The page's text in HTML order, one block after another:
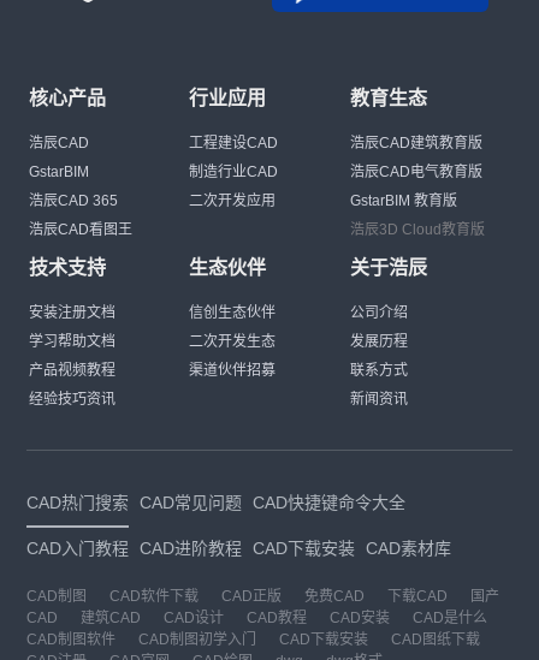
核心产品
浩辰CAD
GstarBIM
浩辰CAD 365
浩辰CAD看图王
行业应用
工程建设CAD
制造行业CAD
二次开发应用
教育生态
浩辰CAD建筑教育版
浩辰CAD电气教育版
GstarBIM 教育版
浩辰3D Cloud教育版
技术支持
安装注册文档
学习帮助文档
产品视频教程
经验技巧资讯
生态伙伴
信创生态伙伴
二次开发生态
渠道伙伴招募
关于浩辰
公司介绍
发展历程
联系方式
新闻资讯
CAD热门搜索 CAD常见问题 CAD快捷键命令大全
CAD入门教程 CAD进阶教程 CAD下载安装 CAD素材库
CAD制图 CAD软件下载 CAD正版 免费CAD 下载CAD
国产
CAD
建筑CAD CAD设计 CAD教程 CAD安装
CAD是什么
CAD制图软件
CAD制图初学入门 CAD下载安装
CAD图纸下载